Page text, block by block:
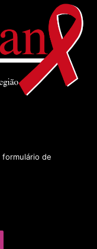
formulário de